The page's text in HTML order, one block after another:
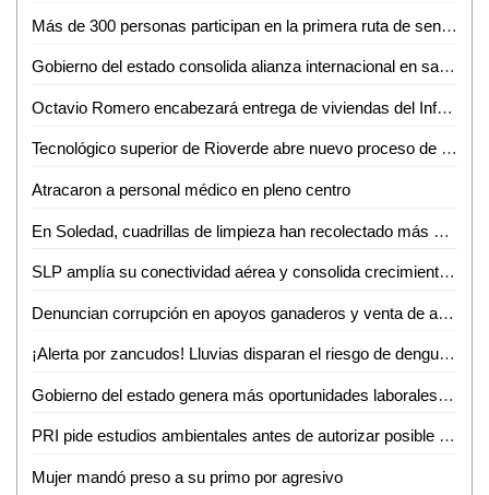
Más de 300 personas participan en la primera ruta de senderismo por la reinserción
Gobierno del estado consolida alianza internacional en salud mental
Octavio Romero encabezará entrega de viviendas del Infonavit en Ciudad Valles
Tecnológico superior de Rioverde abre nuevo proceso de admisión por alta demanda
Atracaron a personal médico en pleno centro
En Soledad, cuadrillas de limpieza han recolectado más de 10 toneladas de residuos por la fiesta futbolera
SLP amplía su conectividad aérea y consolida crecimiento turistico y económico
Denuncian corrupción en apoyos ganaderos y venta de aretes
¡Alerta por zancudos! Lluvias disparan el riesgo de dengue, zika y chikungunya
Gobierno del estado genera más oportunidades laborales a mujeres potosinas
PRI pide estudios ambientales antes de autorizar posible fracking en la Huasteca Potosina
Mujer mandó preso a su primo por agresivo